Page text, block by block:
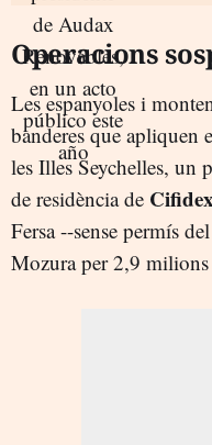
Operacions
Les espanyoles i
banderes que apliquen
les Illes Seychelles, un
de residència de Cifidex
Fersa --sense permís
Mozura per 2,9 milions